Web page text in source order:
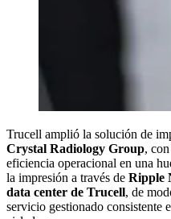
Trucell amplió la solución de
Crystal Radiology Group,
eficiencia operacional en una
la impresión a través de Ripple
data center de Trucell, de
servicio gestionado consistente